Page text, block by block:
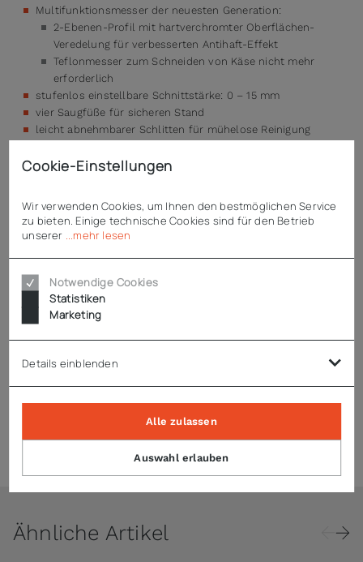
Multifunktionsmesser der neuesten Generation:
2-Ebenen-Profil mit hartverchromter Oberflächen-
Veredelung für verbesserten Antihaft-Effekt
Teflonmesser zum Schneiden von Käse nicht mehr
erforderlich
stufenlos einstellbare Schnittstärke: 0 – 15 mm
vier Saugfüße für sicheren Stand
leicht abnehmbarer Schlitten für mühelose Reinigung
für bestimmungsgemäßen Dauerbetrieb geeignet
Enthaltenes Zubehör
1 Schleifapparat
Technische Daten
Zubehör
Ähnliche Artikel
Cookie-Einstellungen
Wir verwenden Cookies, um Ihnen den bestmöglichen Service
zu bieten. Einige technische Cookies sind für den Betrieb
unserer ...mehr lesen
Notwendige Cookies
Statistiken
Marketing
Details einblenden
Auswahl erlauben
Alle zulassen